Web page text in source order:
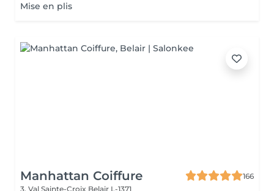
Mise en plis
Manhattan Coiffure
166
3, Val Sainte-Croix Belair L-1371